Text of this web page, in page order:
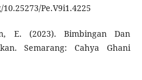
Pe.V9i1.4225
E. (2023). Bimbingan Dan
Semarang: Cahya Ghani